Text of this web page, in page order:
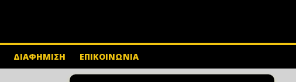
ΔΙΑΦΗΜΙΣΗ ΕΠΙΚΟΙΝΩΝΙΑ